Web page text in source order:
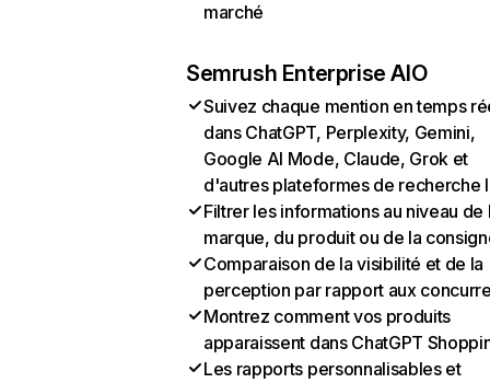
marché
Semrush Enterprise AIO
Suivez chaque mention en temps
dans ChatGPT, Perplexity, Gemini,
Google AI Mode, Claude, Grok et
d'autres plateformes de recherche
Filtrer les informations au niveau de
marque, du produit ou de la
Comparaison de la visibilité et de la
perception par rapport aux
Montrez comment vos produits
apparaissent dans ChatGPT
Les rapports personnalisables et